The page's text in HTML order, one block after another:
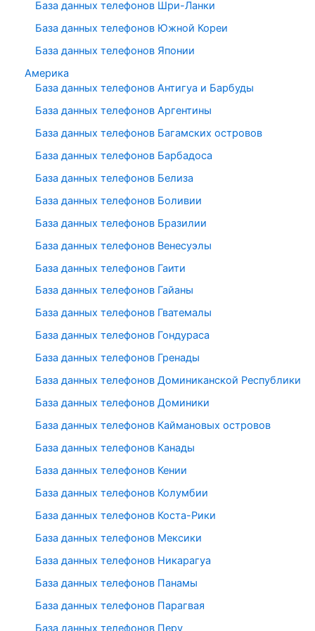
База данных телефонов Шри-Ланки
База данных телефонов Южной Кореи
База данных телефонов Японии
Америка
База данных телефонов Антигуа и Барбуды
База данных телефонов Аргентины
База данных телефонов Багамских островов
База данных телефонов Барбадоса
База данных телефонов Белиза
База данных телефонов Боливии
База данных телефонов Бразилии
База данных телефонов Венесуэлы
База данных телефонов Гаити
База данных телефонов Гайаны
База данных телефонов Гватемалы
База данных телефонов Гондураса
База данных телефонов Гренады
База данных телефонов Доминиканской Республики
База данных телефонов Доминики
База данных телефонов Каймановых островов
База данных телефонов Канады
База данных телефонов Кении
База данных телефонов Колумбии
База данных телефонов Коста-Рики
База данных телефонов Мексики
База данных телефонов Никарагуа
База данных телефонов Панамы
База данных телефонов Парагвая
База данных телефонов Перу